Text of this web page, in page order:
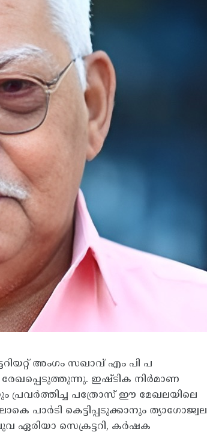
അംഗം സഖാവ് എം പി പ
ഇഷ്ടിക നിർമാണ
പ്രവർത്തിച്ച പത്രോസ്‌ ഈ മേഖലയിലെ
പാർടി കെട്ടിപ്പടുക്കാനും ത്യാഗോജ്വല
ഏരിയാ സെക്രട്ടറി, കർഷക